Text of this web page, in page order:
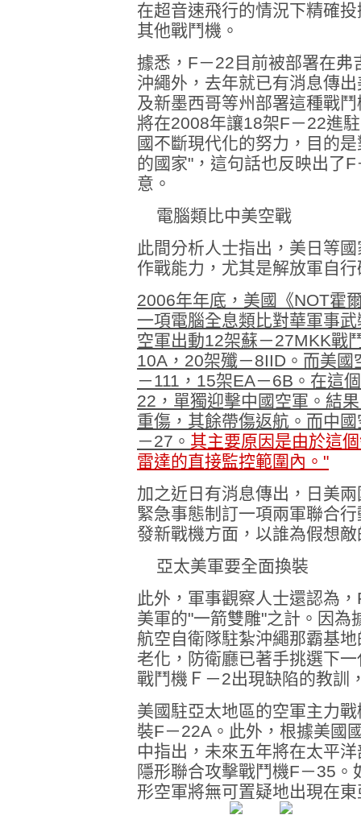
在超音速飛行的情況下精確
其他戰鬥機。
據悉，F－22目前被部署在弗
沖繩外，去年就已有消息傳
及新墨西哥等州部署這種戰
將在2008年讓18架F－22進
國不斷現代化的努力，目的
的國家"，這句話也反映出了­
意。
電腦類比中美空戰
此間分析人士指出，美日等
作戰能力，尤其是解放軍自
2006年年底，美國《NOT霍
一項電腦全息類比對華軍事
空軍出動12架蘇－27MKK戰
10A，20架殲－8IID。而美
－111，15架EA－6B。在這
22，單獨迎擊中國空軍。結
重傷，其餘帶傷返航。而中
－27。 其主要原因是由於這
雷達的直接監控範圍內。"
加之近日有消息傳出，日美
緊急事態制訂一項兩軍聯合
發新戰機方面，以誰為假想
亞太美軍要全面換裝
此外，軍事觀察人士還認為
美軍的"一箭雙雕"之計。因為
航空自衛隊駐紮沖繩那霸基
老化，防衛廳已著手挑選下
戰鬥機Ｆ－2出現缺陷的教訓
美國駐亞太地區的空軍主力
裝F－22A。此外，根據美國
中指出，未來五年將在太平
隱形聯合攻擊戰鬥機F－35
形空軍將無可置疑地出現在